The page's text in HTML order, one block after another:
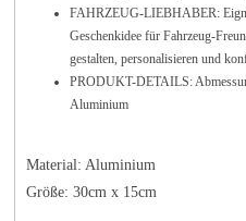
FAHRZEUG-LIEBHABER:
Geschenkidee für Fahrzeug-
gestalten, personalisieren und
PRODUKT-DETAILS:
Aluminium
Material: Aluminium
Größe: 30cm x 15cm